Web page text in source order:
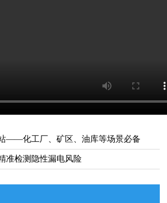
——化工厂、矿区、油库等场景必备
检测隐性漏电风险